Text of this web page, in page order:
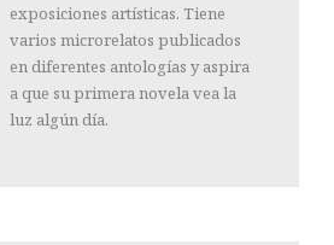
exposiciones artísticas. Tiene
varios microrelatos publicados
en diferentes antologías y aspira
a que su primera novela vea la
luz algún día.